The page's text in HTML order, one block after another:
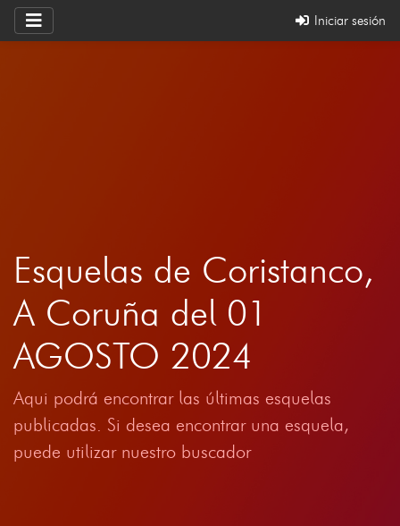
Iniciar sesión
Esquelas de Coristanco,
A Coruña del 01
AGOSTO 2024
Aqui podrá encontrar las últimas esquelas
publicadas. Si desea encontrar una esquela,
puede utilizar nuestro buscador